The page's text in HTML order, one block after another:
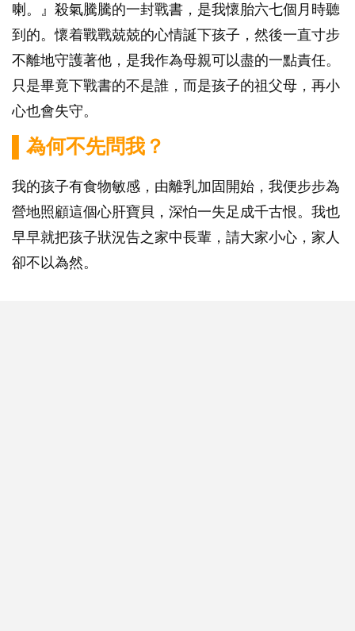
喇。』殺氣騰騰的一封戰書，是我懷胎六七個月時聽
到的。懷着戰戰兢兢的心情誕下孩子，然後一直寸步
不離地守護著他，是我作為母親可以盡的一點責任。
只是畢竟下戰書的不是誰，而是孩子的祖父母，再小
心也會失守。
▌為何不先問我？
我的孩子有食物敏感，由離乳加固開始，我便步步為
營地照顧這個心肝寶貝，深怕一失足成千古恨。我也
早早就把孩子狀況告之家中長輩，請大家小心，家人
卻不以為然。